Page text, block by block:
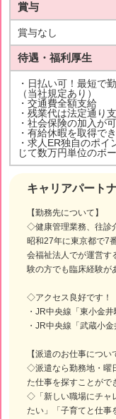
キャリアパート
【勤務先について】
◇健康管理業務、往診
昭和27年に東京都で7
会福祉法人でが運営
験の方でも臨床経験が
◇アクセス良好です！
・JR中央線「東小金
・JR中央線「武蔵小
【派遣のお仕事につい
◇派遣なら勤務地・曜
た仕事を探すことがで
◇「新しい職場にチャ
たい」「子育てと仕事
賞与
賞与なし
待遇・福利厚生
・日払い可！最短で
（当社規定あり）
・交通費全額支給
・残業代は法定通り
・社会保険の加入が
・有給休暇を取得で
・求人ER独自のポ
じて数万円単位のボ